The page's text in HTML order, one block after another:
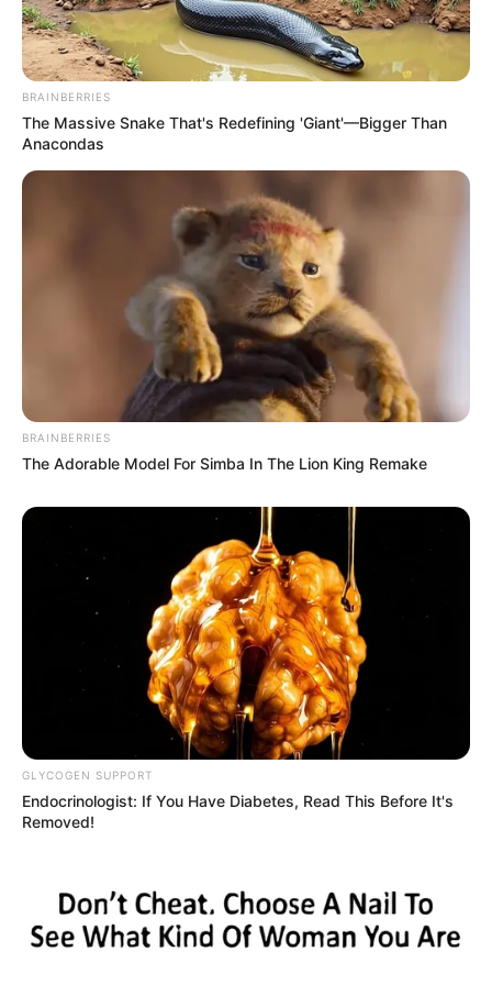
ΤΟ ΑΦΓΑΝΙΣΤΑΝ ΔΕΝ ΚΑΤΑΚΤΗΘΗΚΕ
ΑΠΟ ΤΟΥΣ ΤΑΛΙΜΠΑΝ. ΤΟ ΑΦΓΑΝΙΣΤΑΝ
ΕΛΕΥΘΕΡΩΘΗΚΕ.
ΤΟ ΑΦΓΑΝΙΣΤΑΝ ΔΕΝ ΚΑΤΑΚΤΗΘΗΚΕ ΑΠΟ ΤΟΥΣ ΤΑΛΙΜΠΑΝ.
ΚΑΤΙ ΑΛΛΟ ΣΥΝΕΒΗ. ΚΑΤΙ ΠΟΥ ΛΙΓΟΙ ΜΠΟΡΟΥΝ ΝΑ
ΑΝΤΙΛΗΦΘΟΥΝ. ΙΣΩΣ ΠΑΝΩ ΑΠΟ ΤΟ 70% ΤΩΝ ΑΝΘΡΩΠΩΝ
ΥΠΕΡΒΑΤΙΚΟ
ΤΟ ΥΠΕΡΟΠΛΟ ΤΗΣ ΣΚΕΨΗΣ.
ΤΟ ΥΠΕΡΟΠΛΟ ΤΗΣ ΣΚΕΨΗΣ. ΑΠΟ ΟΛΑ ΤΑ ΥΠΕΡΟΠΛΑ, ΤΟ
ΠΙΟ ΔΥΝΑΤΟ ΚΑΙ ΓΡΗΓΟΡΟ ΕΙΝΑΙ Η ΣΚΕΨΗ. ΣΤΗΝ ΟΥΣΙΑ, ΜΕ
ΤΗΝ ΣΚΕΨΗ ΜΑΣ ΔΙΑΛΥΟΥΜΕ ΤΑ ΠΑΝΤΑ....
BRAINBERRIES
The Massive Snake That's Redefining 'Giant'—Bigger Than
Anacondas
BRAINBERRIES
The Adorable Model For Simba In The Lion King Remake
GLYCOGEN SUPPORT
Endocrinologist: If You Have Diabetes, Read This Before It's
Removed!